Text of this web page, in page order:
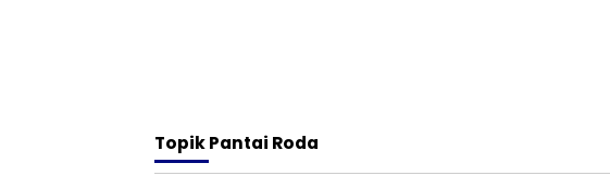
TopikPantai Roda